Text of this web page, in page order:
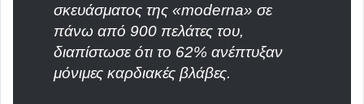
σκευάσματος της «moderna» σε
πάνω από 900 πελάτες του,
διαπίστωσε ότι το 62% ανέπτυξαν
μόνιμες καρδιακές βλάβες.